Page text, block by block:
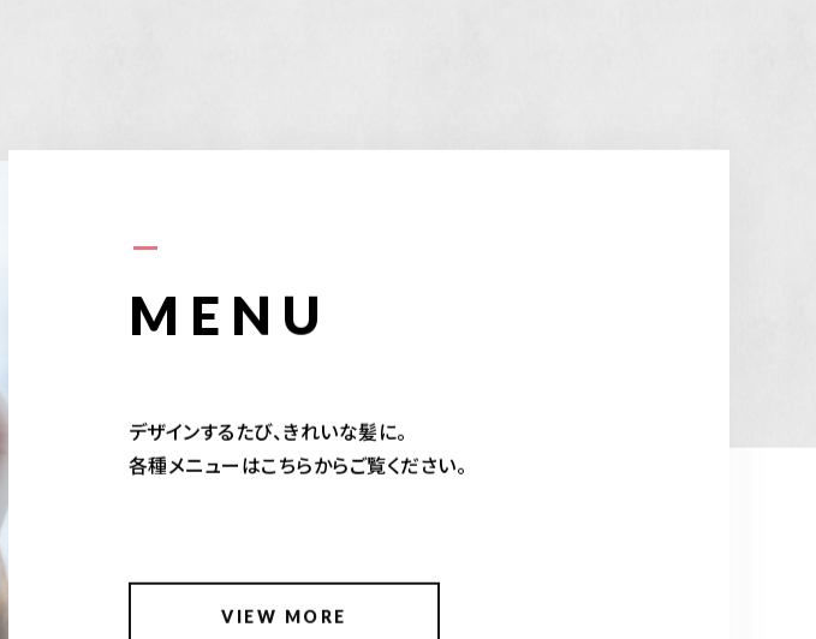
MENU
デザインするたび、きれいな髪に。
各種メニューはこちらからご覧ください。
VIEW MORE